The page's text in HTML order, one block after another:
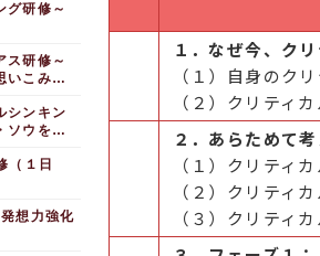
１．なぜ今、ク
（１）自身のク
（２）クリティ
２．あらためて
（１）クリティ
（２）クリティ
（３）クリティ
グ研修～
ス研修～
いこみを
シンキン
ソウを見
（１日
想力強化